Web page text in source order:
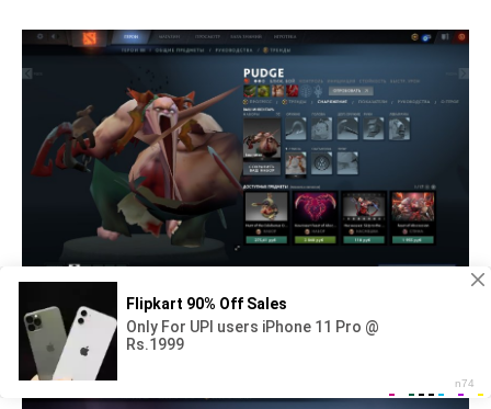
Что такое авг в доте